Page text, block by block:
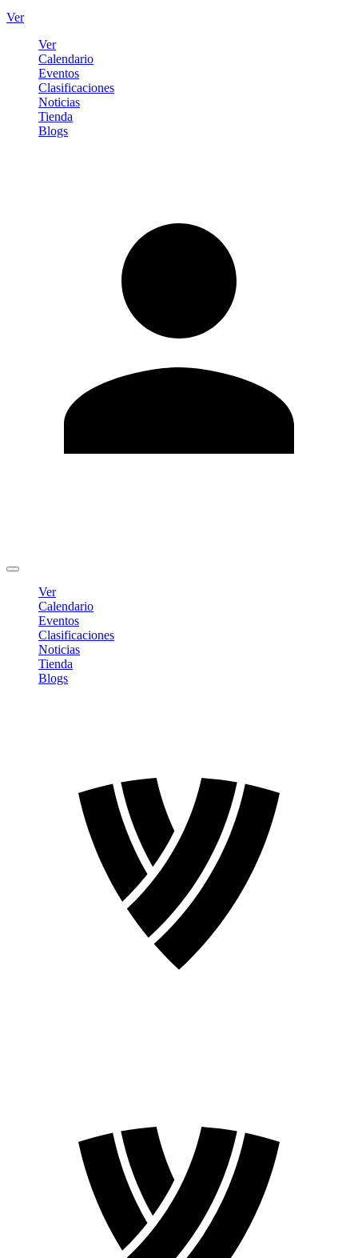
Ver
Ver
Calendario
Eventos
Clasificaciones
Noticias
Tienda
Blogs
Ver
Calendario
Eventos
Clasificaciones
Noticias
Tienda
Blogs